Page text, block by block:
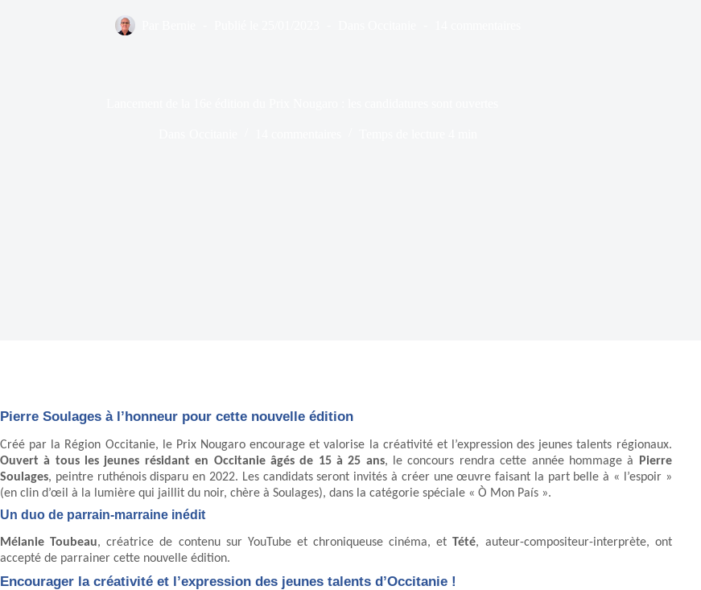
Pierre Soulages à l’honneur pour cette nouvelle édition
Créé par la Région Occitanie, le Prix Nougaro encourage et valorise la créativité et l’expression des jeunes talents régionaux.
Ouvert à tous les jeunes résidant en Occitanie âgés de 15 à 25 ans, le concours rendra cette année hommage à
Pierre
Soulages, peintre ruthénois disparu en 2022. Les candidats seront invités à créer une œuvre faisant la part belle à « l’espoir »
(en clin d’œil à la lumière qui jaillit du noir, chère à Soulages), dans la catégorie spéciale « Ò Mon País ».
Un duo de parrain-marraine inédit
Mélanie Toubeau, créatrice de contenu sur YouTube et chroniqueuse cinéma, etTété, auteur-compositeur-interprète, ont
accepté de parrainer cette nouvelle édition.
Encourager la créativité et l’expression des jeunes talents d’Occitanie !